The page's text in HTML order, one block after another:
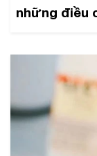
những điều